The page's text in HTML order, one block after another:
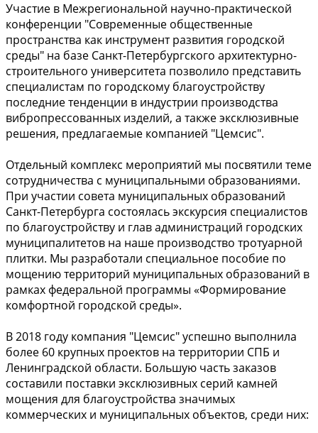
Участие в Межрегиональной научно-практической
конференции "Современные общественные
пространства как инструмент развития городской
среды" на базе Санкт-Петербургского архитектурно-
строительного университета позволило представить
специалистам по городскому благоустройству
последние тенденции в индустрии производства
вибропрессованных изделий, а также эксклюзивные
решения, предлагаемые компанией "Цемсис".
Отдельный комплекс мероприятий мы посвятили теме
сотрудничества с муниципальными образованиями.
При участии совета муниципальных образований
Санкт-Петербурга состоялась экскурсия специалистов
по благоустройству и глав администраций городских
муниципалитетов на наше производство тротуарной
плитки. Мы разработали специальное пособие по
мощению территорий муниципальных образований в
рамках федеральной программы «Формирование
комфортной городской среды».
В 2018 году компания "Цемсис" успешно выполнила
более 60 крупных проектов на территории СПБ и
Ленинградской области. Большую часть заказов
составили поставки эксклюзивных серий камней
мощения для благоустройства значимых
коммерческих и муниципальных объектов, среди них: